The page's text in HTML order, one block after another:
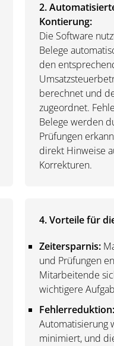
2.
Kontierung:
Die Software
Belege
den
berechnet und
zugeordnet.
Belege werden
Prüfungen
direkt Hinweise
Korrekturen.
4. Vorteile für
Zeitersparnis:
und Prüfungen
Mitarbeitende
wichtigere
Fehlerreduktion:
Automatisierung
minimiert, und